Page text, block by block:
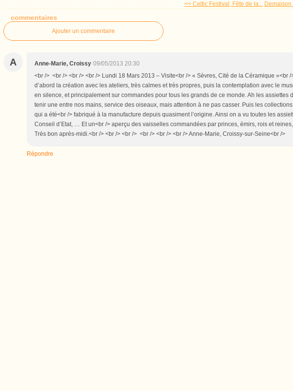
<< Celtic Festival, Fête de la... Demaison
commentaires
Ajouter un commentaire
A Anne-Marie, Croissy 09/05/2013 20:30
<br /> <br /> <br /> <br /> Lundi 18 Mars 2013 – Visite<br /> « Sèvres, Cité de la Céramique »<br
d’abord la création avec les ateliers, très calmes et très propres, puis la contemplation avec le
en silence, et principalement sur commandes pour tous les grands de ce monde. Ah les assiettes
tenir une entre nos mains, service des oiseaux, mais attention à ne pas casser. Puis les
qui a été<br /> fabriqué à la manufacture depuis quasiment l’origine. Ainsi on a vu toutes les
Conseil d’Etat, … Et un<br /> aperçu des vaisselles commandées par princes, émirs, rois et
Très bon après-midi.<br /> <br /> <br /> <br /> <br /> <br /> Anne-Marie, Croissy-sur-Seine<br />
Répondre